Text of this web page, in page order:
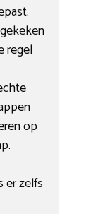
regel
op
er zelfs